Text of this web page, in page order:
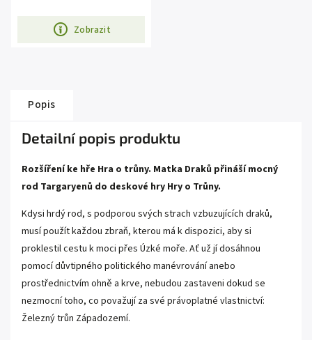
Zobrazit
Popis
Detailní popis produktu
Rozšíření ke hře Hra o trůny. Matka Draků přináší mocný
rod Targaryenů do deskové hry Hry o Trůny.
Kdysi hrdý rod, s podporou svých strach vzbuzujících draků,
musí použít každou zbraň, kterou má k dispozici, aby si
proklestil cestu k moci přes Úzké moře. Ať už jí dosáhnou
pomocí důvtipného politického manévrování anebo
prostřednictvím ohně a krve, nebudou zastaveni dokud se
nezmocní toho, co považují za své právoplatné vlastnictví:
Železný trůn Západozemí.